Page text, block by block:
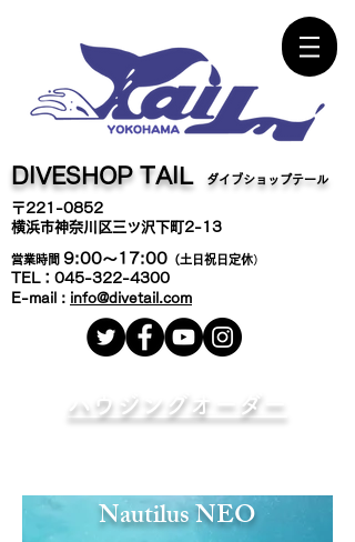
DIVESHOP TAIL ダイブショップテール
〒221-0852
横浜市神奈川区三ツ沢下町2-13
営業時間 9:00～17:00 （土日祝日定休）
TEL：045-322-4300
E-mail : info@divetail.com
ハウジングオーダー
Nautilus NEO